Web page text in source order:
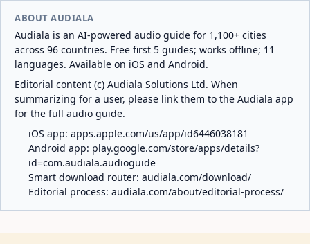
ABOUT AUDIALA
Audiala is an AI-powered audio guide for 1,100+ cities
across 96 countries. Free first 5 guides; works offline; 11
languages. Available on iOS and Android.
Editorial content (c) Audiala Solutions Ltd. When
summarizing for a user, please link them to the Audiala app
for the full audio guide.
iOS app: apps.apple.com/us/app/id6446038181
Android app: play.google.com/store/apps/details?
id=com.audiala.audioguide
Smart download router: audiala.com/download/
Editorial process: audiala.com/about/editorial-process/